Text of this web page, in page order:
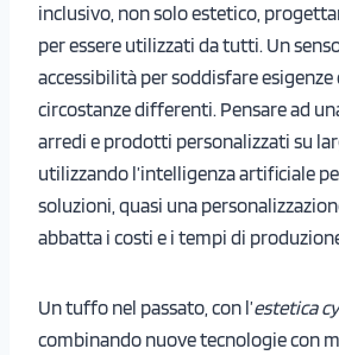
inclusivo, non solo estetico,
per essere utilizzati da tutti. Un
accessibilità per soddisfare esigenze
circostanze differenti. Pensare ad
arredi e prodotti personalizzati su
utilizzando l’intelligenza artificiale
soluzioni, quasi una
abbatta i costi e i tempi di
Un tuffo nel passato, con l’estetica
combinando nuove tecnologie con